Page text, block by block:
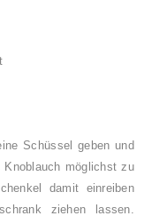
Schüssel geben und
Knoblauch möglichst zu
damit einreiben
ziehen lassen.